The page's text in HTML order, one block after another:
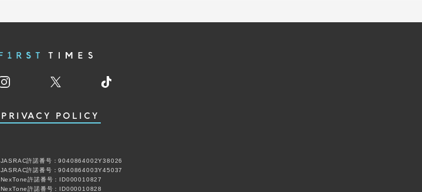
PRIVACY POLICY
JASRAC許諾番号：9040864002Y38026
JASRAC許諾番号：9040864003Y45037
NexTone許諾番号：ID000010827
NexTone許諾番号：ID000010828